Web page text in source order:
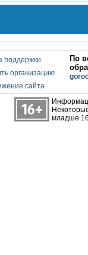
поддержки
организацию
сайта
По
младше